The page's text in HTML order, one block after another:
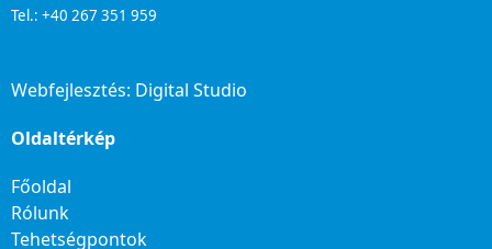
Tel.: +40 267 351 959
Webfejlesztés: Digital Studio
Oldaltérkép
Főoldal
Rólunk
Tehetségpontok